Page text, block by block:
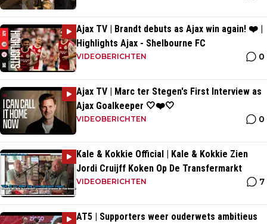
Ajax TV | Brandt debuts as Ajax win again! ❤️ |
Highlights Ajax - Shelbourne FC
VIDEOBERICHTEN 0
Ajax TV | Marc ter Stegen's First Interview as
Ajax Goalkeeper 🤍❤️🤍
VIDEOBERICHTEN 0
Kale & Kokkie Official | Kale & Kokkie Zien
Jordi Cruijff Koken Op De Transfermarkt
VIDEOBERICHTEN 7
AT5 | Supporters weer ouderwets ambitieus